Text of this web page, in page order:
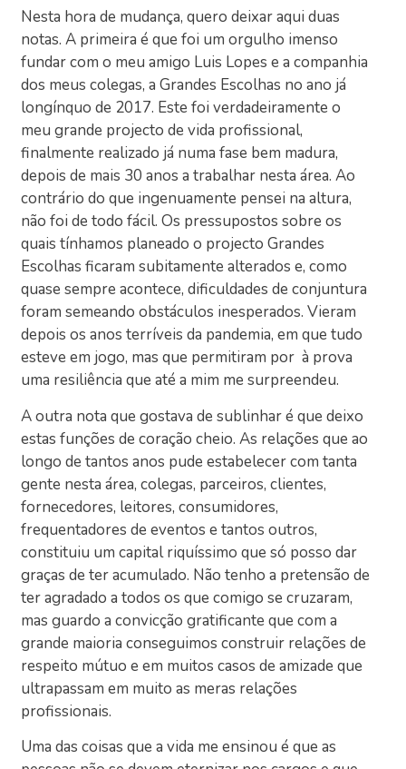
Nesta hora de mudança, quero deixar aqui duas
notas. A primeira é que foi um orgulho imenso
fundar com o meu amigo Luis Lopes e a companhia
dos meus colegas, a Grandes Escolhas no ano já
longínquo de 2017. Este foi verdadeiramente o
meu grande projecto de vida profissional,
finalmente realizado já numa fase bem madura,
depois de mais 30 anos a trabalhar nesta área. Ao
contrário do que ingenuamente pensei na altura,
não foi de todo fácil. Os pressupostos sobre os
quais tínhamos planeado o projecto Grandes
Escolhas ficaram subitamente alterados e, como
quase sempre acontece, dificuldades de conjuntura
foram semeando obstáculos inesperados. Vieram
depois os anos terríveis da pandemia, em que tudo
esteve em jogo, mas que permitiram por à prova
uma resiliência que até a mim me surpreendeu.
A outra nota que gostava de sublinhar é que deixo
estas funções de coração cheio. As relações que ao
longo de tantos anos pude estabelecer com tanta
gente nesta área, colegas, parceiros, clientes,
fornecedores, leitores, consumidores,
frequentadores de eventos e tantos outros,
constituiu um capital riquíssimo que só posso dar
graças de ter acumulado. Não tenho a pretensão de
ter agradado a todos os que comigo se cruzaram,
mas guardo a convicção gratificante que com a
grande maioria conseguimos construir relações de
respeito mútuo e em muitos casos de amizade que
ultrapassam em muito as meras relações
profissionais.
Uma das coisas que a vida me ensinou é que as